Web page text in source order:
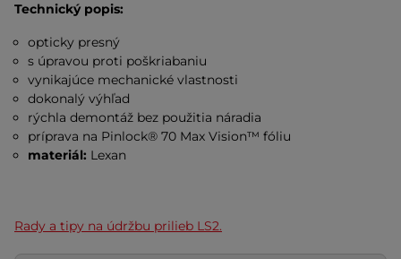
Technický popis:
opticky presný
s úpravou proti poškriabaniu
vynikajúce mechanické vlastnosti
dokonalý výhľad
rýchla demontáž bez použitia náradia
príprava na Pinlock® 70 Max Vision™ fóliu
materiál: Lexan
Rady a tipy na údržbu prilieb LS2.